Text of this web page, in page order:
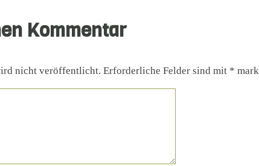
Kommentar
nicht veröffentlicht. Erforderliche Felder sind mit *